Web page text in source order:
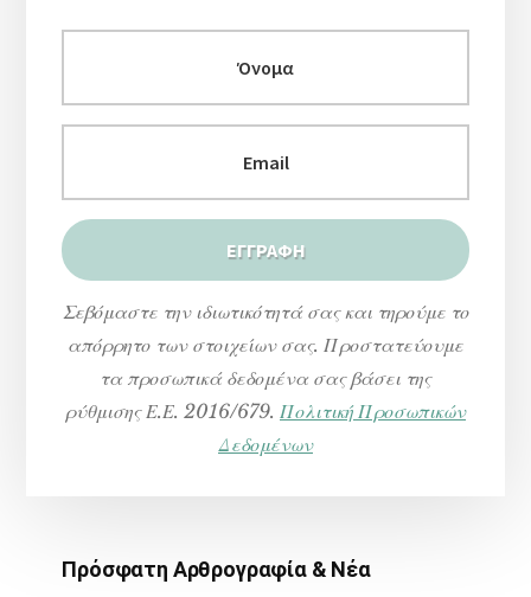
Σεβόμαστε την ιδιωτικότητά σας και τηρούμε το
απόρρητο των στοιχείων σας. Προστατεύουμε
τα προσωπικά δεδομένα σας βάσει της
ρύθμισης Ε.Ε. 2016/679. Πολιτική Προσωπικών
Δεδομένων
Πρόσφατη Αρθρογραφία & Νέα